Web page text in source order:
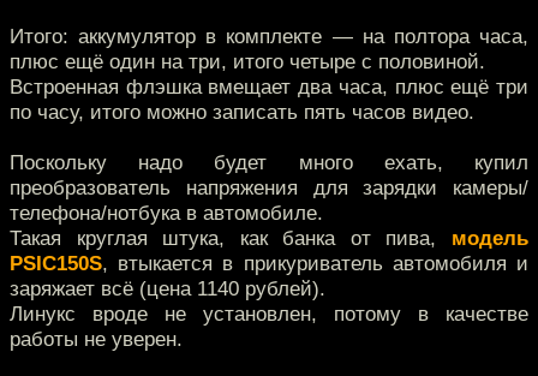
Итого: аккумулятор в комплекте — на полтора часа,
плюс ещё один на три, итого четыре с половиной.
Встроенная флэшка вмещает два часа, плюс ещё три
по часу, итого можно записать пять часов видео.
Поскольку надо будет много ехать, купил
преобразователь напряжения для зарядки камеры/
телефона/нотбука в автомобиле.
Такая круглая штука, как банка от пива, модель
PSIC150S, втыкается в прикуриватель автомобиля и
заряжает всё (цена 1140 рублей).
Линукс вроде не установлен, потому в качестве
работы не уверен.